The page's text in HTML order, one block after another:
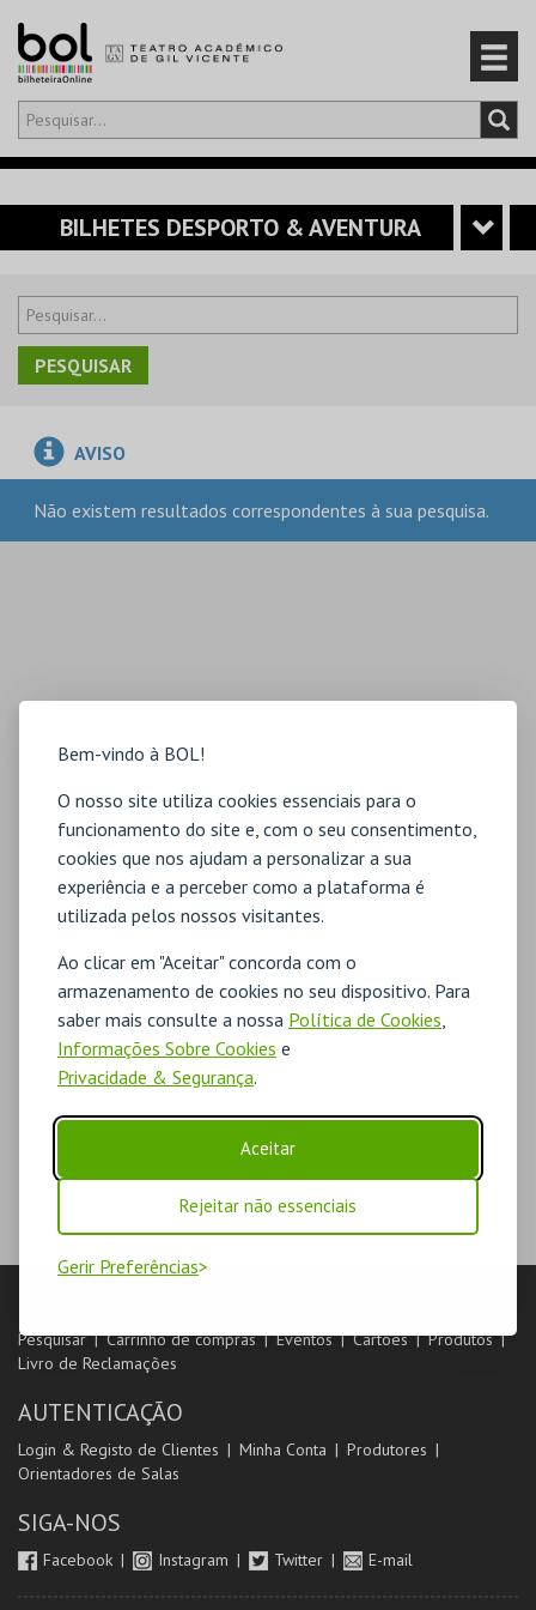
Bem-vindo à BOL!
O nosso site utiliza cookies essenciais para o
funcionamento do site e, com o seu consentimento,
cookies que nos ajudam a personalizar a sua
experiência e a perceber como a plataforma é
utilizada pelos nossos visitantes.
Ao clicar em "Aceitar" concorda com o
armazenamento de cookies no seu dispositivo. Para
saber mais consulte a nossa Política de Cookies,
Informações Sobre Cookies e
Privacidade & Segurança.
Aceitar
Rejeitar não essenciais
Gerir Preferências
Olá,iniciar sessão
CARRINHO 0
CARTÕES
BILHETES DESPORTO & AVENTURA
AVISO
Não existem resultados correspondentes à sua pesquisa.
Pesquisar Carrinho de compras Eventos Cartões
Produtos
Livro de Reclamações
AUTENTICAÇÃO
Login & Registo de Clientes Minha Conta
Produtores
Orientadores de Salas
SIGA-NOS
Facebook Instagram Twitter E-mail